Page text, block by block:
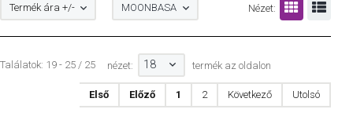
Nézet:
Termék ára +/- MOONBASA
Találatok: 19 - 25 / 25 nézet: 18 termék az oldalon
Első Előző 1 2 Következő Utolsó